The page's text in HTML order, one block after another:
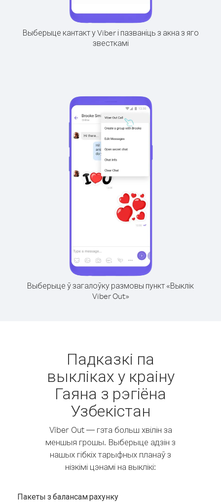
Выберыце кантакт у Viber і пазваніць з акна з яго
звесткамі
Выберыце ў загалоўку размовы пункт «Выклік
Viber Out»
Падказкі па
выкліках у краіну
Гаяна з рэгіёна
Узбекістан
Viber Out — гэта больш хвілін за
меншыя грошы. Выберыце адзін з
нашых гібкіх тарыфных планаў з
нізкімі цэнамі на выклікі:
Пакеты з балансам рахунку